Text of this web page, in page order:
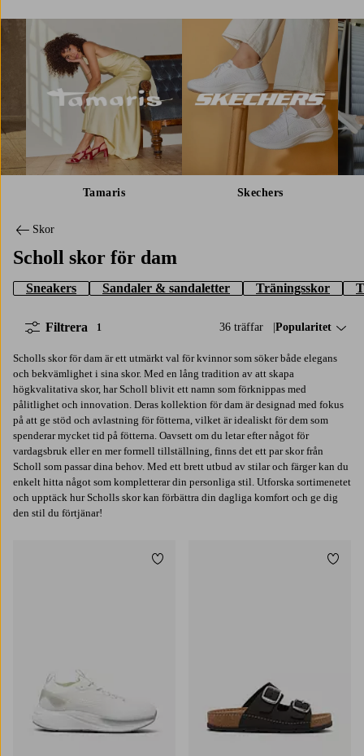
Tamaris Skechers
Skor
Scholl skor för dam
Sneakers Sandaler & sandaletter Träningsskor
36 träffar Sortera på:
Popularitet
Filtrera 1
Scholls skor för dam är ett utmärkt val för kvinnor som söker både elegans
och bekvämlighet i sina skor. Med en lång tradition av att skapa
högkvalitativa skor, har Scholl blivit ett namn som förknippas med
pålitlighet och innovation. Deras kollektion för dam är designad med fokus
på att ge stöd och avlastning för fötterna, vilket är idealiskt för dem som
spenderar mycket tid på fötterna. Oavsett om du letar efter något för
vardagsbruk eller en mer formell tillställning, finns det ett par skor från
Scholl som passar dina behov. Med ett brett utbud av stilar och färger kan du
enkelt hitta något som kompletterar din personliga stil. Utforska sortimenetet
och upptäck hur Scholls skor kan förbättra din dagliga komfort och ge dig
den stil du förtjänar!
Lägg till i favoriter